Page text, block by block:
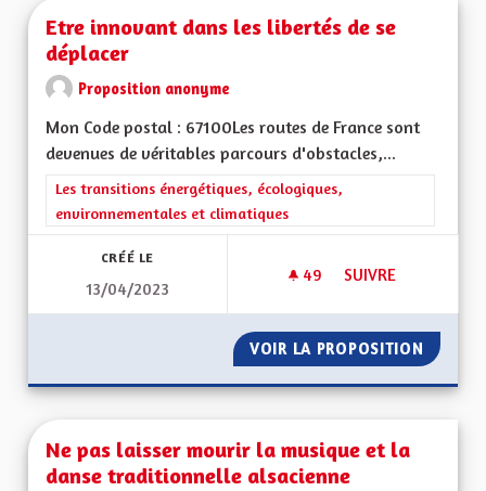
Etre innovant dans les libertés de se
déplacer
Proposition anonyme
Mon Code postal : 67100Les routes de France sont
devenues de véritables parcours d'obstacles,...
Filtrer les résultats de la catégorie : Les transitions
Les transitions énergétiques, écologiques,
environnementales et climatiques
CRÉÉ LE
13/04/2023
49 49 ABONNÉS
SUIVRE
VOIR LA PROPOSITION ETRE
Ne pas laisser mourir la musique et la
danse traditionnelle alsacienne